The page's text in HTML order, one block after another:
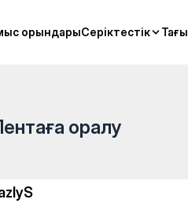
орындарыСеріктестік Тағы
орындарыСеріктестік Тағы
оралу